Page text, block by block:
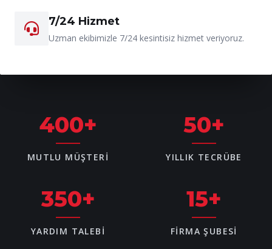
7/24 Hizmet
Uzman ekibimizle 7/24 kesintisiz hizmet veriyoruz.
400+
MUTLU MÜŞTERI
50+
YILLIK TECRÜBE
350+
YARDIM TALEBI
15+
FIRMA ŞUBESI